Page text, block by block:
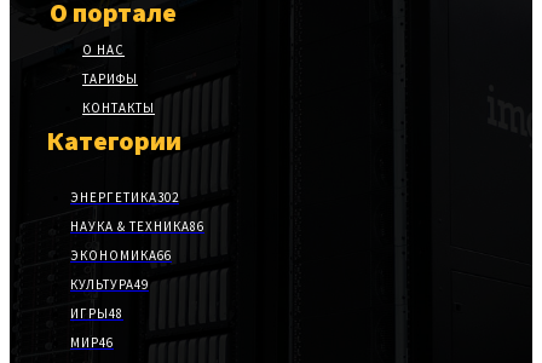
О портале
О НАС
ТАРИФЫ
КОНТАКТЫ
Категории
ЭНЕРГЕТИКА302
НАУКА & ТЕХНИКА86
ЭКОНОМИКА66
КУЛЬТУРА49
ИГРЫ48
МИР46